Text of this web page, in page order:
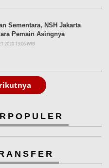
Sementara, NSH Jakarta
Pemain Asingnya
2020 13:06 WIB